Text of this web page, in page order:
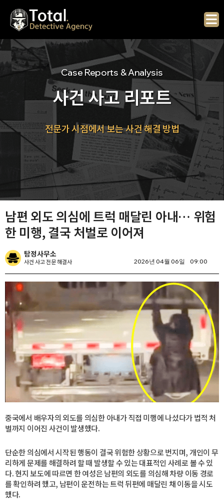
content
Case Reports & Analysis
사건 사고 리포트
전문가 시점에서 보는 사건 해결 방법
남편 외도 의심에 트럭 매달린 아내… 위험
한 미행, 결국 처벌로 이어져
탐정사무소
사건 사고 전문 해결사 2026년 04월 06일 09:00
중국에서 배우자의 외도를 의심한 아내가 직접 미행에 나섰다가 법적 처
벌까지 이어진 사건이 발생했다.
단순한 의심에서 시작된 행동이 결국 위험한 상황으로 번지며, 개인이 무
리하게 문제를 해결하려 할 때 발생할 수 있는 대표적인 사례로 볼 수 있
다. 현지 보도에 따르면 한 여성은 남편의 외도를 의심해 차량 이동 경로
를 확인하려 했고, 남편이 운전하는 트럭 뒤편에 매달린 채 이동을 시도
했다.